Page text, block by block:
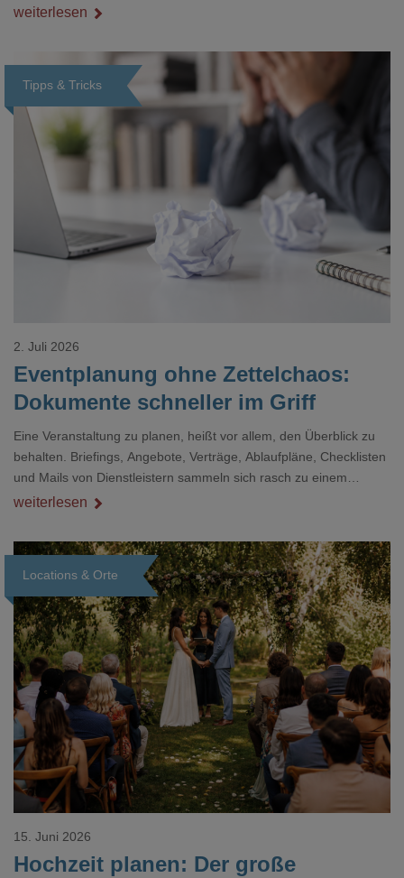
Nebenthema: Bei Textilien mit Stickerei oder mehreren
weiterlesen
Tipps & Tricks
Loading...
Eventplanung ohne Zettelchaos:
Dokumente schneller im Griff
2. Juli 2026
Eine Veranstaltung zu planen, heißt vor allem, den Überblick zu
behalten. Briefings, Angebote, Verträge, Ablaufpläne, Checklisten
und Mails von Dienstleistern sammeln sich rasch zu einem
unübersichtlichen Stapel. Wer schon einmal kurz vor einem Event
Dokument gesucht hat, kennt das mulmige Gefühl.
weiterlesen
Locations & Orte
Loading...
Hochzeit planen: Der große
15. Juni 2026